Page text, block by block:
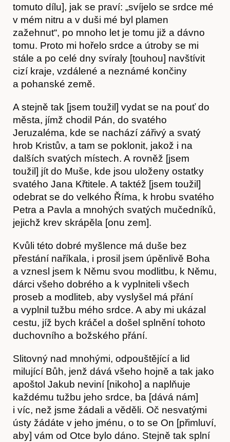
Články
tomuto dílu], jak se praví: „svíjelo se srdce mé
v mém nitru a v duši mé byl plamen
zažehnut“, po mnoho let je tomu již a dávno
tomu. Proto mi hořelo srdce a útroby se mi
stále a po celé dny svíraly [touhou] navštívit
cizí kraje, vzdálené a neznámé končiny
a pohanské země.
A stejně tak [jsem toužil] vydat se na pouť do
města, jímž chodil Pán, do svatého
Jeruzaléma, kde se nachází zářivý a svatý
hrob Kristův, a tam se poklonit, jakož i na
dalších svatých místech. A rovněž [jsem
toužil] jít do Muše, kde jsou uloženy ostatky
svatého Jana Křtitele. A taktéž [jsem toužil]
odebrat se do velkého Říma, k hrobu svatého
Petra a Pavla a mnohých svatých mučedníků,
jejichž krev skrápěla [onu zem].
Kvůli této dobré myšlence má duše bez
přestání naříkala, i prosil jsem úpěnlivě Boha
a vznesl jsem k Němu svou modlitbu, k Němu,
dárci všeho dobrého a k vyplniteli všech
proseb a modliteb, aby vyslyšel má přání
a vyplnil tužbu mého srdce. A aby mi ukázal
cestu, jíž bych kráčel a došel splnění tohoto
duchovního a božského přání.
Slitovný nad mnohými, odpouštějící a lid
milující Bůh, jenž dává všeho hojně a tak jako
apoštol Jakub neviní [nikoho] a naplňuje
každému tužbu jeho srdce, ba [dává nám]
i víc, než jsme žádali a věděli. Oč nesvatými
ústy žádáte v jeho jménu, o to se On [přimluví,
aby] vám od Otce bylo dáno. Stejně tak splní